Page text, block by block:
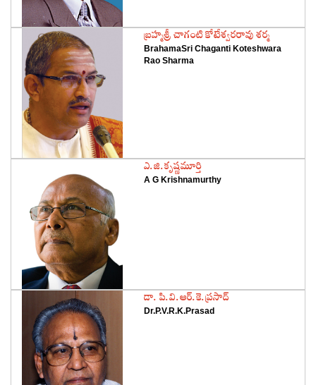
‌బ్రహ్మశ్రీ చాగంటి కోటేశ్వరరావు శర్మ
BrahamaSri Chaganti Koteshwara
Rao Sharma
‌ఎ.జి.కృష్ణమూర్తి
A G Krishnamurthy
‌డా. పి.వి.ఆర్‌.కె.ప్రసాద్‌
Dr.P.V.R.K.Prasad